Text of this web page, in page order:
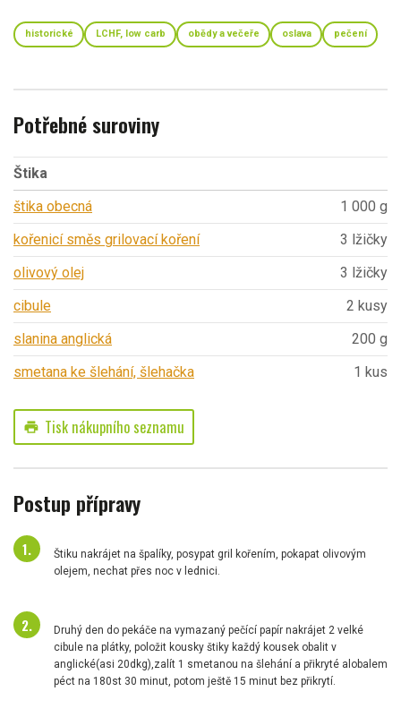
historické LCHF, low carb obědy a večeře oslava pečení
Potřebné suroviny
Štika
štika obecná
1 000 g
kořenicí směs grilovací koření
3 lžičky
olivový olej
3 lžičky
cibule
2 kusy
slanina anglická
200 g
smetana ke šlehání, šlehačka
1 kus
print Tisk nákupního seznamu
Postup přípravy
Štiku nakrájet na špalíky, posypat gril kořením, pokapat olivovým
olejem, nechat přes noc v lednici.
Druhý den do pekáče na vymazaný pečící papír nakrájet 2 velké
cibule na plátky, položit kousky štiky každý kousek obalit v
anglické(asi 20dkg),zalít 1 smetanou na šlehání a přikryté alobalem
péct na 180st 30 minut, potom ještě 15 minut bez přikrytí.